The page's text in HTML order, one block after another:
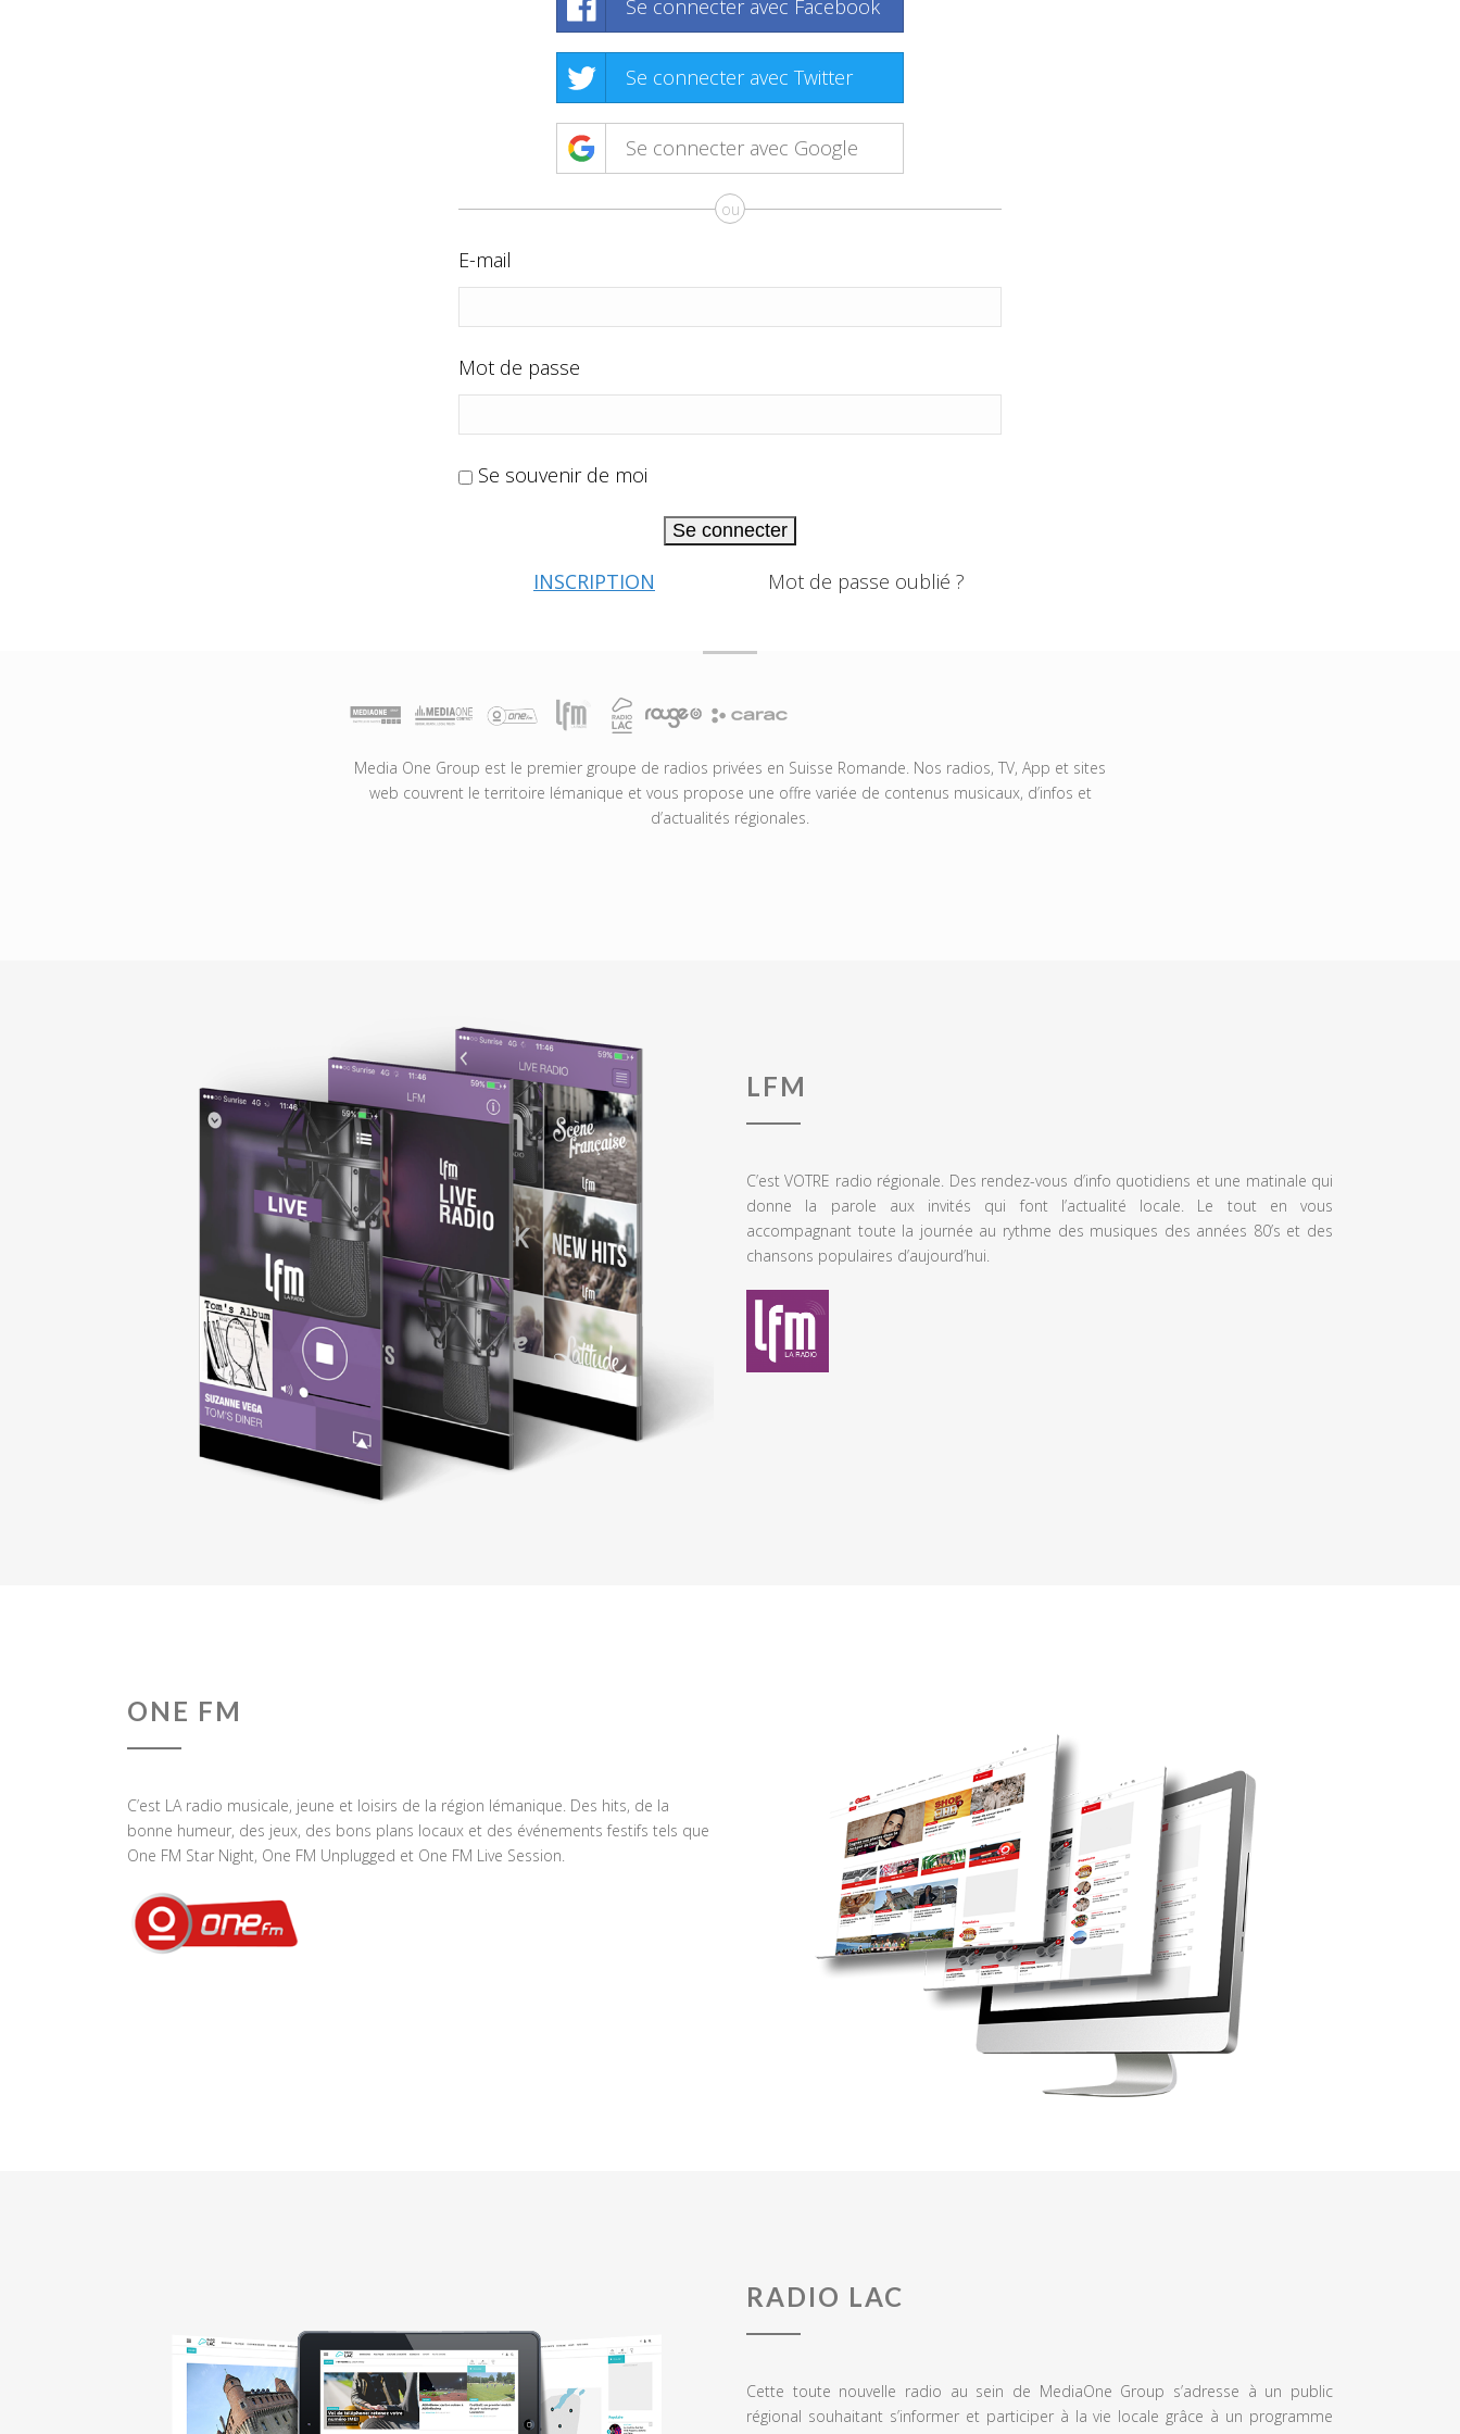
Se connecter avec Facebook
Se connecter avec Twitter
Se connecter avec Google
ou
E-mail
Mot de passe
Se souvenir de moi
Se connecter
INSCRIPTION Mot de passe oublié ?
Media One Group est le premier groupe de radios privées en Suisse Romande. Nos radios, TV, App et sites
web couvrent le territoire lémanique et vous propose une offre variée de contenus musicaux, d’infos et
d’actualités régionales.
LFM
C’est VOTRE radio régionale. Des rendez-vous d’info quotidiens et une matinale qui
donne la parole aux invités qui font l’actualité locale. Le tout en vous
accompagnant toute la journée au rythme des musiques des années 80’s et des
chansons populaires d’aujourd’hui.
ONE FM
C’est LA radio musicale, jeune et loisirs de la région lémanique. Des hits, de la
bonne humeur, des jeux, des bons plans locaux et des événements festifs tels que
One FM Star Night, One FM Unplugged et One FM Live Session.
RADIO LAC
Cette toute nouvelle radio au sein de MediaOne Group s’adresse à un public
régional souhaitant s’informer et participer à la vie locale grâce à un programme